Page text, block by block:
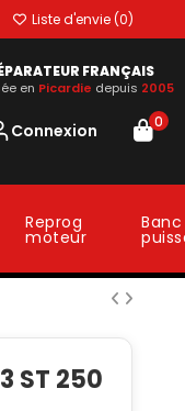
Liste d'envie (0)
FRANÇAIS
en Picardie depuis 2005
Connexion 0
Reprog
moteur
ST 250